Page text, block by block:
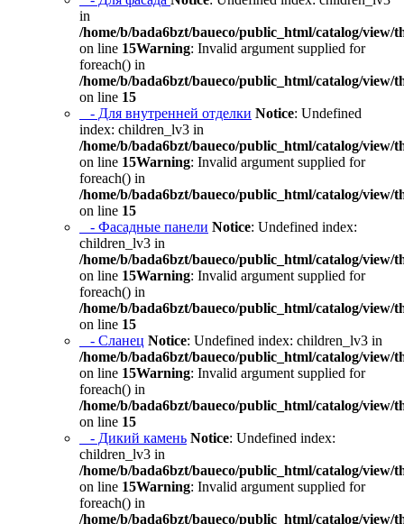
in
/home/b/bada6bzt/baueco/public_html/catalog/view/
on line 15Warning: Invalid argument supplied for
foreach() in
/home/b/bada6bzt/baueco/public_html/catalog/view/
on line 15
- Для внутренней отделки Notice: Undefined
index: children_lv3 in
/home/b/bada6bzt/baueco/public_html/catalog/view/
on line 15Warning: Invalid argument supplied for
foreach() in
/home/b/bada6bzt/baueco/public_html/catalog/view/
on line 15
- Фасадные панели Notice: Undefined index:
children_lv3 in
/home/b/bada6bzt/baueco/public_html/catalog/view/
on line 15Warning: Invalid argument supplied for
foreach() in
/home/b/bada6bzt/baueco/public_html/catalog/view/
on line 15
- Сланец Notice: Undefined index: children_lv3 in
/home/b/bada6bzt/baueco/public_html/catalog/view/
on line 15Warning: Invalid argument supplied for
foreach() in
/home/b/bada6bzt/baueco/public_html/catalog/view/
on line 15
- Дикий камень Notice: Undefined index:
children_lv3 in
/home/b/bada6bzt/baueco/public_html/catalog/view/
on line 15Warning: Invalid argument supplied for
foreach() in
/home/b/bada6bzt/baueco/public_html/catalog/view/